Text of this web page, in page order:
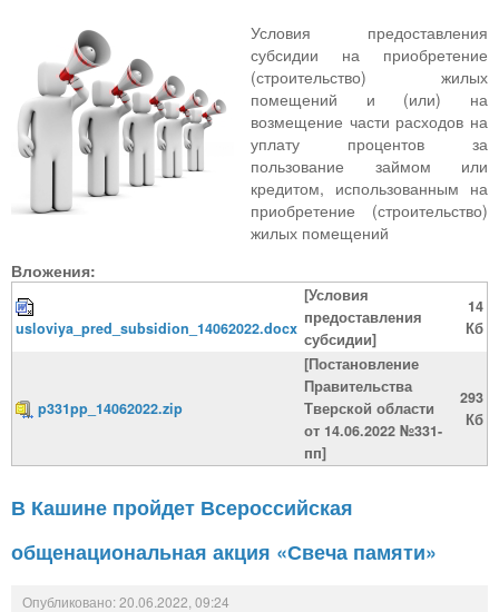
Условия предоставления
субсидии на приобретение
(строительство) жилых
помещений и (или) на
возмещение части расходов на
уплату процентов за
пользование займом или
кредитом, использованным на
приобретение (строительство)
жилых помещений
Вложения:
usloviya_pred_subsidion_14062022.docx
[Условия
предоставления
субсидии]
14
Кб
p331pp_14062022.zip
[Постановление
Правительства
Тверской области
от 14.06.2022 №331-
пп]
293
Кб
В Кашине пройдет Всероссийская
общенациональная акция «Свеча памяти»
Опубликовано: 20.06.2022, 09:24